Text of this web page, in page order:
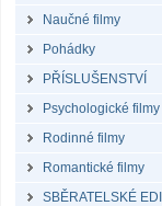
Naučné filmy
Pohádky
PŘÍSLUŠENSTVÍ
Psychologické filmy
Rodinné filmy
Romantické filmy
SBĚRATELSKÉ